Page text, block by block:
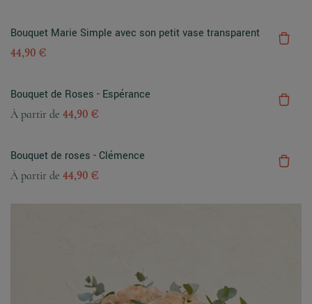
Bouquet Marie Simple avec son petit vase transparent
44,90 €
Bouquet de Roses - Espérance
À partir de 44,90 €
Bouquet de roses - Clémence
À partir de 44,90 €